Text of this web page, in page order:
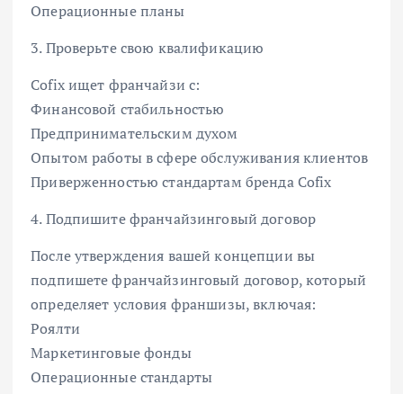
Операционные планы
3. Проверьте свою квалификацию
Cofix ищет франчайзи с:
Финансовой стабильностью
Предпринимательским духом
Опытом работы в сфере обслуживания клиентов
Приверженностью стандартам бренда Cofix
4. Подпишите франчайзинговый договор
После утверждения вашей концепции вы
подпишете франчайзинговый договор, который
определяет условия франшизы, включая:
Роялти
Маркетинговые фонды
Операционные стандарты